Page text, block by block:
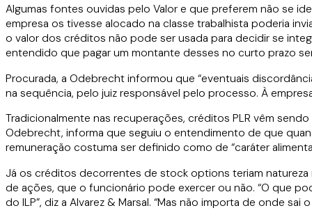
Algumas fontes ouvidas pelo Valor e que preferem não se
empresa os tivesse alocado na classe trabalhista poderia
o valor dos créditos não pode ser usada para decidir se
entendido que pagar um montante desses no curto prazo
Procurada, a Odebrecht informou que “eventuais
na sequência, pelo juiz responsável pelo processo. À
Tradicionalmente nas recuperações, créditos PLR vêm
Odebrecht, informa que seguiu o entendimento de que
remuneração costuma ser definido como de “caráter
Já os créditos decorrentes de stock options teriam
de ações, que o funcionário pode exercer ou não. “O que
do ILP”, diz a Alvarez & Marsal. “Mas não importa de onde